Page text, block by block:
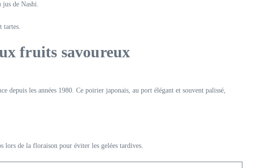
jus de Nashi.
tartes.
fruits savoureux
les années 1980. Ce poirier japonais, au port élégant et souvent palissé,
lors de la floraison pour éviter les gelées tardives.